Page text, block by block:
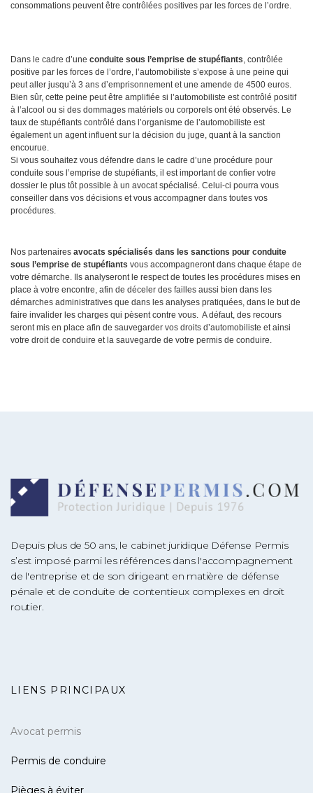
consommations peuvent être contrôlées positives par les forces de l’ordre.
Dans le cadre d’une conduite sous l’emprise de stupéfiants, contrôlée
positive par les forces de l’ordre, l’automobiliste s’expose à une peine qui
peut aller jusqu’à 3 ans d’emprisonnement et une amende de 4500 euros.
Bien sûr, cette peine peut être amplifiée si l’automobiliste est contrôlé positif
à l’alcool ou si des dommages matériels ou corporels ont été observés. Le
taux de stupéfiants contrôlé dans l’organisme de l’automobiliste est
également un agent influent sur la décision du juge, quant à la sanction
encourue.
Si vous souhaitez vous défendre dans le cadre d’une procédure pour
conduite sous l’emprise de stupéfiants, il est important de confier votre
dossier le plus tôt possible à un avocat spécialisé. Celui-ci pourra vous
conseiller dans vos décisions et vous accompagner dans toutes vos
procédures.
Nos partenaires avocats spécialisés dans les sanctions pour conduite
sous l’emprise de stupéfiants vous accompagneront dans chaque étape de
votre démarche. Ils analyseront le respect de toutes les procédures mises en
place à votre encontre, afin de déceler des failles aussi bien dans les
démarches administratives que dans les analyses pratiquées, dans le but de
faire invalider les charges qui pèsent contre vous. A défaut, des recours
seront mis en place afin de sauvegarder vos droits d’automobiliste et ainsi
votre droit de conduire et la sauvegarde de votre permis de conduire.
Depuis plus de 50 ans, le cabinet juridique Défense Permis
s’est imposé parmi les références dans l'accompagnement
de l'entreprise et de son dirigeant en matière de défense
pénale et de conduite de contentieux complexes en droit
routier.
LIENS PRINCIPAUX
Avocat permis
Permis de conduire
Pièges à éviter